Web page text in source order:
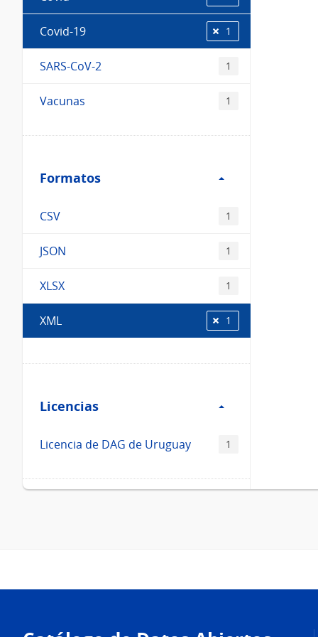
Covid-19 1
SARS-CoV-2 1
Vacunas 1
Formatos
Formatos
CSV 1
JSON 1
XLSX 1
XML 1
Licencias
Licencias
Licencia de DAG de Uruguay 1